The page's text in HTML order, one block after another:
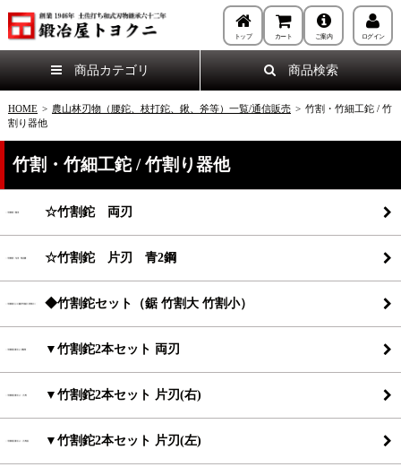
トップ カート ご案内 ログイン
商品カテゴリ 商品検索
HOME > 農山林刃物（腰鉈、枝打鉈、鍬、斧等）一覧/通信販売 > 竹割・竹細工鉈 / 竹
割り器他
竹割・竹細工鉈 / 竹割り器他
☆竹割鉈 両刃
☆竹割鉈 片刃 青2鋼
◆竹割鉈セット（鋸 竹割大 竹割小）
▼竹割鉈2本セット 両刃
▼竹割鉈2本セット 片刃(右)
▼竹割鉈2本セット 片刃(左)